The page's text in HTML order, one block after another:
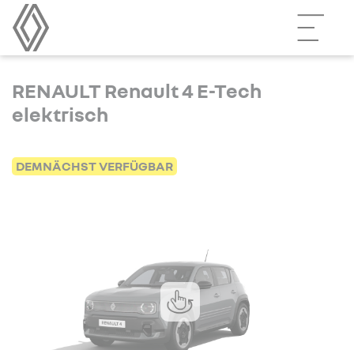
RENAULT Renault 4 E-Tech
elektrisch
DEMNÄCHST VERFÜGBAR